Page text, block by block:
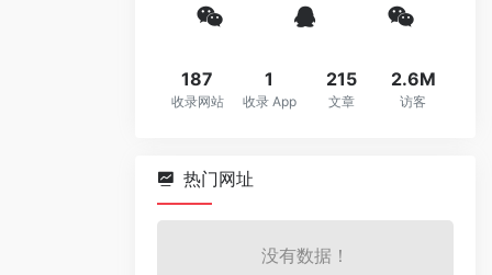
187
收录网站
1
收录 App
215
文章
2.6M
访客
热门网址
没有数据！